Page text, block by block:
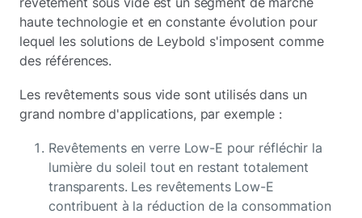
haute technologie et en constante évolution pour
lequel les solutions de Leybold s'imposent comme
des références.
Les revêtements sous vide sont utilisés dans un
grand nombre d'applications, par exemple :
Revêtements en verre Low-E pour réfléchir la
lumière du soleil tout en restant totalement
transparents. Les revêtements Low-E
contribuent à la réduction de la consommation